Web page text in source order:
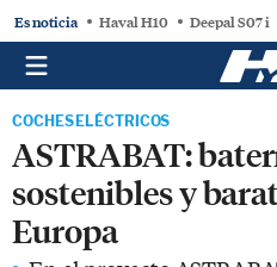
Es noticia Haval H10 Deepal S07 i
COCHES ELÉCTRICOS
ASTRABAT:
sostenibles y
Europa